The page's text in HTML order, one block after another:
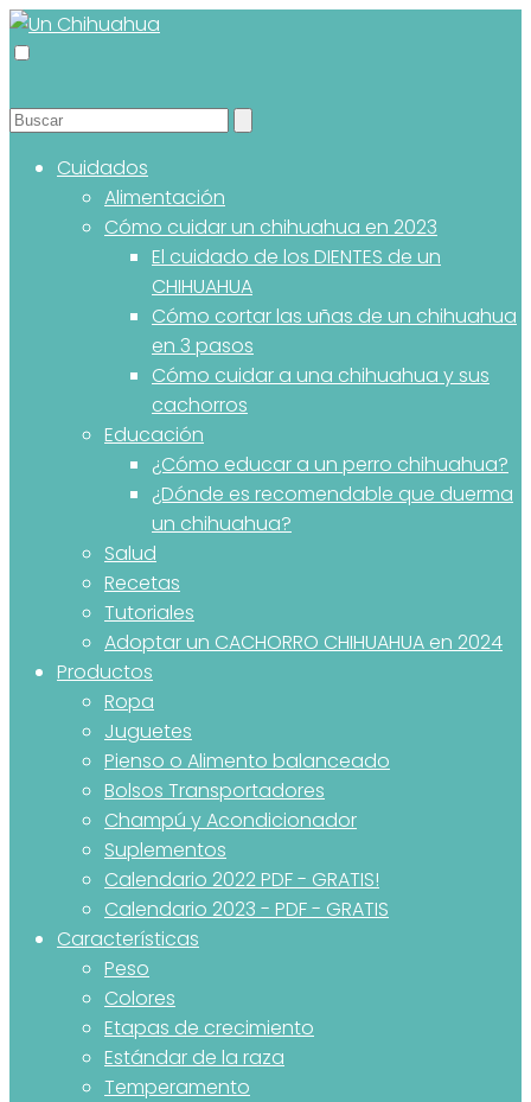
Cuidados
Alimentación
Cómo cuidar un chihuahua en 2023
El cuidado de los DIENTES de un
CHIHUAHUA
Cómo cortar las uñas de un chihuahua
en 3 pasos
Cómo cuidar a una chihuahua y sus
cachorros
Educación
¿Cómo educar a un perro chihuahua?
¿Dónde es recomendable que duerma
un chihuahua?
Salud
Recetas
Tutoriales
Adoptar un CACHORRO CHIHUAHUA en 2024
Productos
Ropa
Juguetes
Pienso o Alimento balanceado
Bolsos Transportadores
Champú y Acondicionador
Suplementos
Calendario 2022 PDF - GRATIS!
Calendario 2023 - PDF - GRATIS
Características
Peso
Colores
Etapas de crecimiento
Estándar de la raza
Temperamento